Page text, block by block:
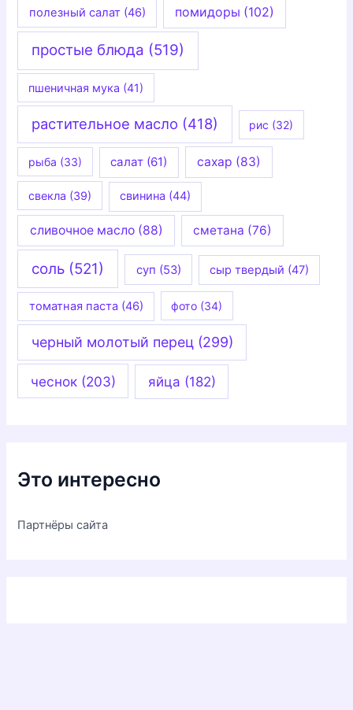
полезный салат(46) помидоры (102)
простые блюда (519)
пшеничная мука (41)
растительное масло (418) рис (32)
рыба (33) салат (61) сахар (83)
свекла (39) свинина (44)
сливочное масло(88) сметана (76)
соль (521) суп (53) сыр твердый (47)
томатная паста (46) фото (34)
черный молотый перец(299)
чеснок(203) яйца (182)
Это интересно
Партнёры сайта